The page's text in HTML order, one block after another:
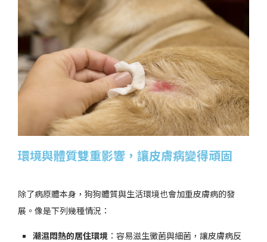
環境與體質雙重影響，讓皮膚病變得頑固
除了病原體本身，狗狗體質與生活環境也會加重皮膚病的發
展。像是下列幾種情況：
潮濕悶熱的居住環境 ：容易滋生黴菌與細菌，讓皮膚病反